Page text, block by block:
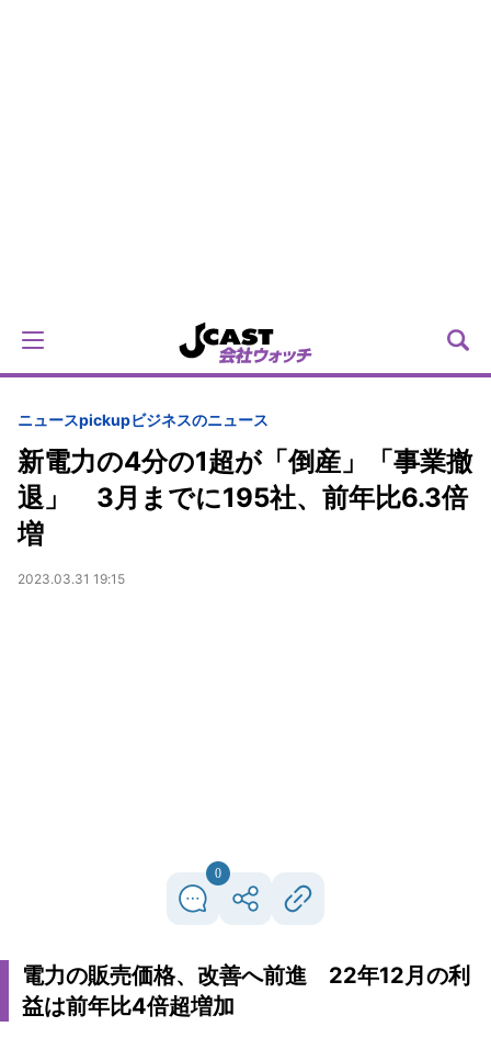
ニュースpickupビジネスのニュース
新電力の4分の1超が「倒産」「事業撤
退」 3月までに195社、前年比6.3倍
増
2023.03.31 19:15
0
電力の販売価格、改善へ前進 22年12月の利
益は前年比4倍超増加